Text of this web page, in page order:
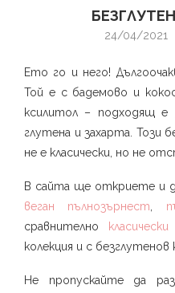
24/04/2021
Ето го и него!
Той е с бадемово и
ксилитол – подходящ е
глутена и захарта. Този
не е класически, но не
В сайта ще откриете и
веган пълнозърнест
сравнително
класически
колекция и с безглутенов
Не пропускайте да